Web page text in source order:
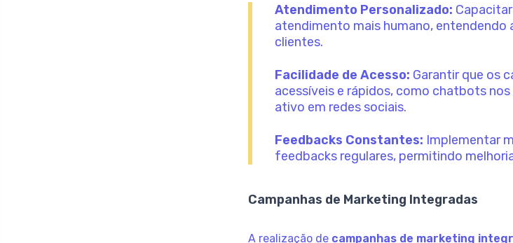
Atendimento Personalizado:
atendimento mais humano, entendendo
clientes.
Facilidade de Acesso: Garantir que os
acessíveis e rápidos, como chatbots
ativo em redes sociais.
Feedbacks Constantes: Implementar
feedbacks regulares, permitindo
Campanhas de Marketing Integradas
A realização de campanhas de marketing